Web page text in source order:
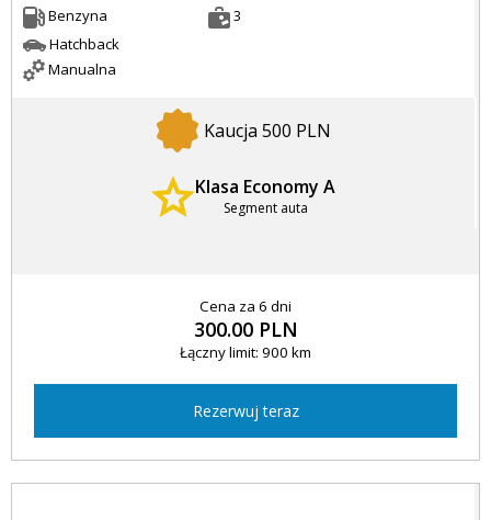
Benzyna
Hatchback
Manualna
3
Kaucja 500 PLN
Klasa Economy A
Segment auta
Cena za 6 dni
300.00 PLN
Łączny limit: 900 km
Rezerwuj teraz